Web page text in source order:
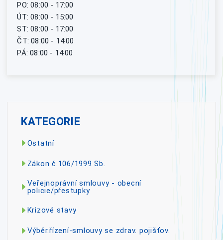
PO: 08:00 - 17:00
ÚT: 08:00 - 15:00
ST: 08:00 - 17:00
ČT: 08:00 - 14:00
PÁ: 08:00 - 14:00
KATEGORIE
Ostatní
Zákon č.106/1999 Sb.
Veřejnoprávní smlouvy - obecní
policie/přestupky
Krizové stavy
Výběr.řízení-smlouvy se zdrav. pojišťov.